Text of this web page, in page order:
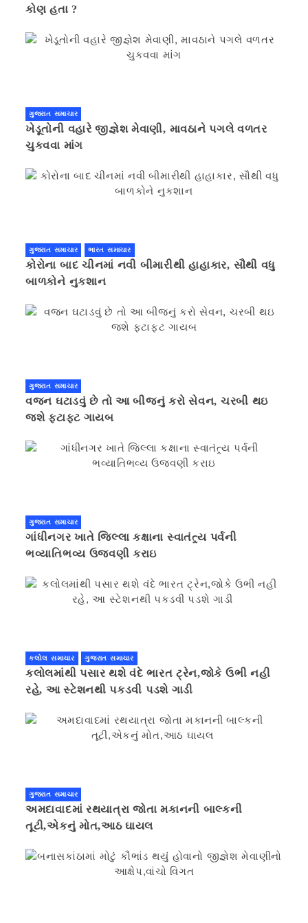
કોણ હતા ?
ગુજરાત સમાચાર
ખેડૂતોની વહારે જીજ્ઞેશ મેવાણી, માવઠાને પગલે વળતર
ચુકવવા માંગ
ગુજરાત સમાચાર ભારત સમાચાર
કોરોના બાદ ચીનમાં નવી બીમારીથી હાહાકાર, સૌથી વધુ
બાળકોને નુકશાન
ગુજરાત સમાચાર
વજન ઘટાડવું છે તો આ બીજનું કરો સેવન, ચરબી થઇ
જશે ફટાફટ ગાયબ
ગુજરાત સમાચાર
ગાંધીનગર ખાતે જિલ્લા કક્ષાના સ્વાતંત્ર્ય પર્વની
ભવ્યાતિભવ્ય ઉજવણી કરાઇ
કલોલ સમાચાર ગુજરાત સમાચાર
કલોલમાંથી પસાર થશે વંદે ભારત ટ્રેન,જોકે ઉભી નહી
રહે, આ સ્ટેશનથી પકડવી પડશે ગાડી
ગુજરાત સમાચાર
અમદાવાદમાં રથયાત્રા જોતા મકાનની બાલ્કની
તૂટી,એકનું મોત,આઠ ઘાયલ